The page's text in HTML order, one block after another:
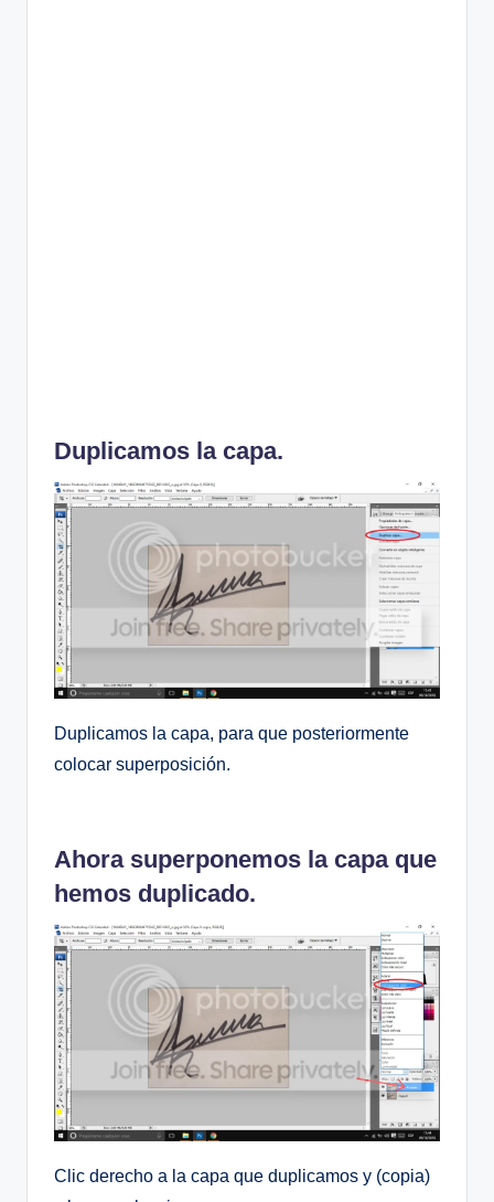
Duplicamos la capa.
Duplicamos la capa, para que posteriormente
colocar superposición.
Ahora superponemos la capa que
hemos duplicado.
Clic derecho a la capa que duplicamos y (copia)